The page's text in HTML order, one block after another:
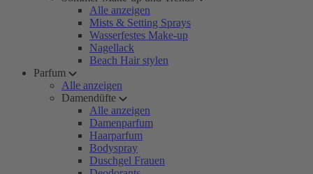
Alle anzeigen
Mists & Setting Sprays
Wasserfestes Make-up
Nagellack
Beach Hair stylen
Parfum
Alle anzeigen
Damendüfte
Alle anzeigen
Damenparfum
Haarparfum
Bodyspray
Duschgel Frauen